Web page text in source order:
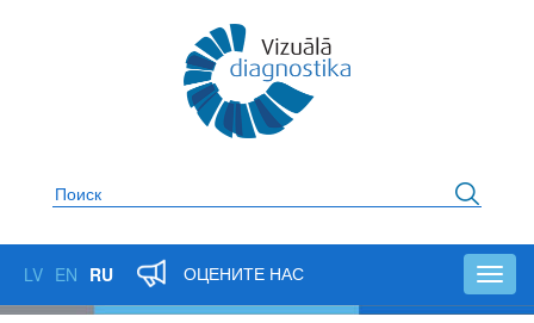
Поиск
LV EN RU ОЦЕНИТЕ НАС